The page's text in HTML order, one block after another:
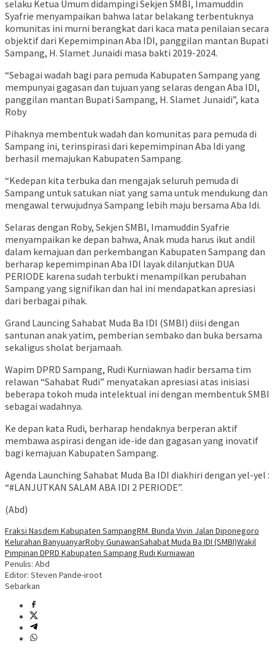
selaku Ketua Umum didampingi Sekjen SMBI, Imamuddin
Syafrie menyampaikan bahwa latar belakang terbentuknya
komunitas ini murni berangkat dari kaca mata penilaian secara
objektif dari Kepemimpinan Aba IDI, panggilan mantan Bupati
Sampang, H. Slamet Junaidi masa bakti 2019-2024.
“Sebagai wadah bagi para pemuda Kabupaten Sampang yang
mempunyai gagasan dan tujuan yang selaras dengan Aba IDI,
panggilan mantan Bupati Sampang, H. Slamet Junaidi”, kata
Roby
Pihaknya membentuk wadah dan komunitas para pemuda di
Sampang ini, terinspirasi dari kepemimpinan Aba Idi yang
berhasil memajukan Kabupaten Sampang.
“Kedepan kita terbuka dan mengajak seluruh pemuda di
Sampang untuk satukan niat yang sama untuk mendukung dan
mengawal terwujudnya Sampang lebih maju bersama Aba Idi.
Selaras dengan Roby, Sekjen SMBI, Imamuddin Syafrie
menyampaikan ke depan bahwa, Anak muda harus ikut andil
dalam kemajuan dan perkembangan Kabupaten Sampang dan
berharap kepemimpinan Aba IDI layak dilanjutkan DUA
PERIODE karena sudah terbukti menampilkan perubahan
Sampang yang signifikan dan hal ini mendapatkan apresiasi
dari berbagai pihak.
Grand Launcing Sahabat Muda Ba IDI (SMBI) diisi dengan
santunan anak yatim, pemberian sembako dan buka bersama
sekaligus sholat berjamaah.
Wapim DPRD Sampang, Rudi Kurniawan hadir bersama tim
relawan “Sahabat Rudi” menyatakan apresiasi atas inisiasi
beberapa tokoh muda intelektual ini dengan membentuk SMBI
sebagai wadahnya.
Ke depan kata Rudi, berharap hendaknya berperan aktif
membawa aspirasi dengan ide-ide dan gagasan yang inovatif
bagi kemajuan Kabupaten Sampang.
Agenda Launching Sahabat Muda Ba IDI diakhiri dengan yel-yel :
“#LANJUTKAN SALAM ABA IDI 2 PERIODE”.
(Abd)
Fraksi Nasdem Kabupaten SampangRM. Bunda Vivin Jalan Diponegoro
Kelurahan BanyuanyarRoby GunawanSahabat Muda Ba IDI (SMBI)Wakil
Pimpinan DPRD Kabupaten Sampang Rudi Kurniawan
Penulis: Abd
Editor: Steven Pande-iroot
Sebarkan